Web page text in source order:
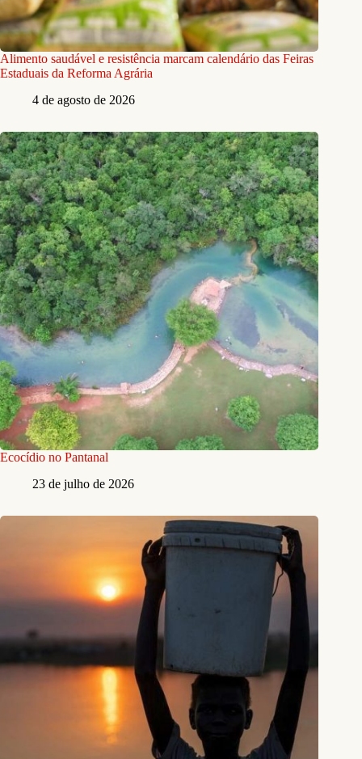
Alimento saudável e resistência marcam calendário das Feiras
Estaduais da Reforma Agrária
4 de agosto de 2026
Ecocídio no Pantanal
23 de julho de 2026